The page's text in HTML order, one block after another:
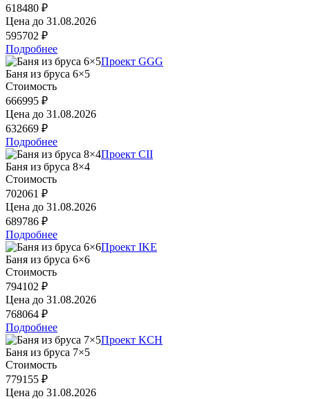
618480 ₽
Цена до 31.08.2026
595702 ₽
Подробнее
Проект GGG
Баня из бруса 6×5
Стоимость
666995 ₽
Цена до 31.08.2026
632669 ₽
Подробнее
Проект CII
Баня из бруса 8×4
Стоимость
702061 ₽
Цена до 31.08.2026
689786 ₽
Подробнее
Проект IKE
Баня из бруса 6×6
Стоимость
794102 ₽
Цена до 31.08.2026
768064 ₽
Подробнее
Проект KCH
Баня из бруса 7×5
Стоимость
779155 ₽
Цена до 31.08.2026